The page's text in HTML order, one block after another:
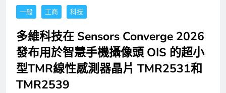
一般 工商 科技
多維科技在 Sensors Converge 2026
發布用於智慧手機攝像頭 OIS 的超小
型TMR線性感測器晶片 TMR2531和
TMR2539